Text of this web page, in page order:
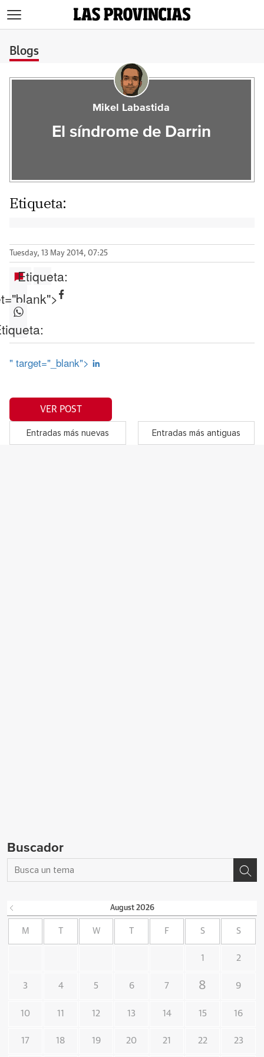
Blogs
Mikel Labastida
El síndrome de Darrin
Etiqueta:
Tuesday, 13 May 2014, 07:25
Etiqueta:
" target="_blank">
VER POST
Entradas más nuevas Entradas más antiguas
Buscador
August 2026
M W F S S
1 2
3 4 5 6 7 8 9
10 11 12 13 14 15 16
17 18 19 20 21 22 23